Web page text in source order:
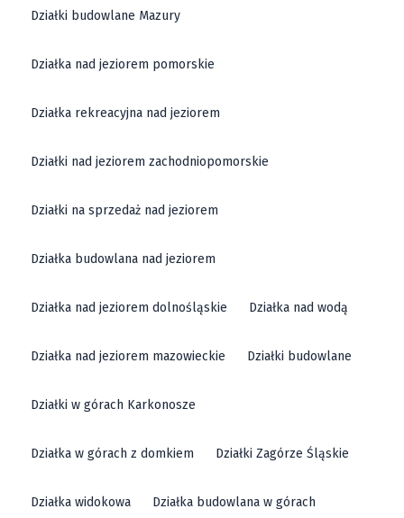
Działki budowlane Mazury
Działka nad jeziorem pomorskie
Działka rekreacyjna nad jeziorem
Działki nad jeziorem zachodniopomorskie
Działki na sprzedaż nad jeziorem
Działka budowlana nad jeziorem
Działka nad jeziorem dolnośląskie Działka nad wodą
Działka nad jeziorem mazowieckie Działki budowlane
Działki w górach Karkonosze
Działka w górach z domkiem Działki Zagórze Śląskie
Działka widokowa Działka budowlana w górach